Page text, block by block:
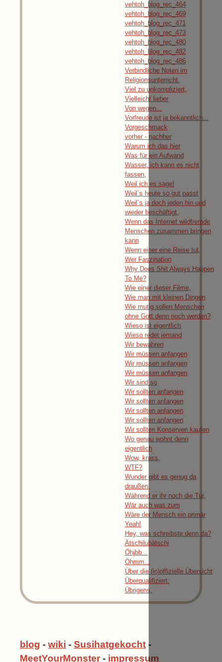
vehtoh_blog_rec_464
vehtoh_blog_rec_469
vehtoh_blog_rec_471
vehtoh_blog_rec_473
vehtoh_blog_rec_480
vehtoh_blog_rec_482
vehtoh_blog_rec_486
Verbindliche Noten im
Religionsunterricht.
Viel zu unkompliziert,
Vielleicht lieber
Von wegen...
Vorfreude ist ja bekanntlich...
Vorgeschmack
vorher - nachher
Warum ich das hier
Was für ein Aufwand
Wasser, ich kann es nicht
fassen,
Weil ich es sage!
Weil´s heute so gut passt
Weil´s ja doch jeden hin und
wieder beschäftigt,
Wenn das Internet wildfremde
Menschen zusammen bringen
kann
Wenn einer eine Reise tut,
Wer Faszination
Why Does Shit Always Happen
To Me?
Wie einer dieser Filme,
Wie man mit kleinen Dingen
Wie mutig sollen Menschen
ohne Gott denn noch werden?
Wieso ist eigentlich
Wieso redet jemand
Wir bewahren
Wir müssen anfangen
Wir müssen anfangen
Wir müssen anfangen
Wir sind so
Wir sollten anfangen
Wir sollten anfangen
Wir sollten anfangen
Wir sollten anfangen
Wir sollten Konserven kaufen
Wo genau wohnt denn
eigentlich
Wow, krass,
WTF?
Wunder gibt es genug da
draußen,
Während er ihr noch die Tür,
Wär auch was zum
Wäre der Mensch ein primär
Yeah!
Hey, was schreibste denn da?
Ätschilubätschi
Öhjbb...
Öhmm...
Über die (in)offizielle Übersicht
Überqualifiziert.
Übrigens,
blog - wiki - Susihatgekocht -
MeetYourMonster - impressum